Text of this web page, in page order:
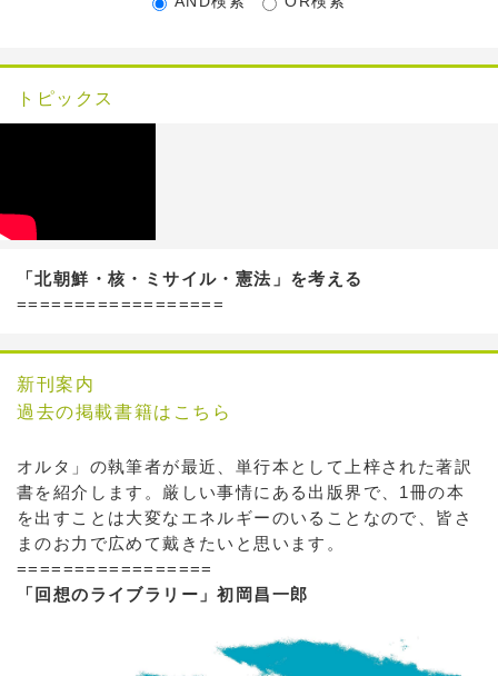
トピックス
「北朝鮮・核・ミサイル・憲法」を考える
==================
新刊案内
過去の掲載書籍はこちら
オルタ」の執筆者が最近、単行本として上梓された著訳
書を紹介します。厳しい事情にある出版界で、1冊の本
を出すことは大変なエネルギーのいることなので、皆さ
まのお力で広めて戴きたいと思います。
=================
「回想のライブラリー」初岡昌一郎